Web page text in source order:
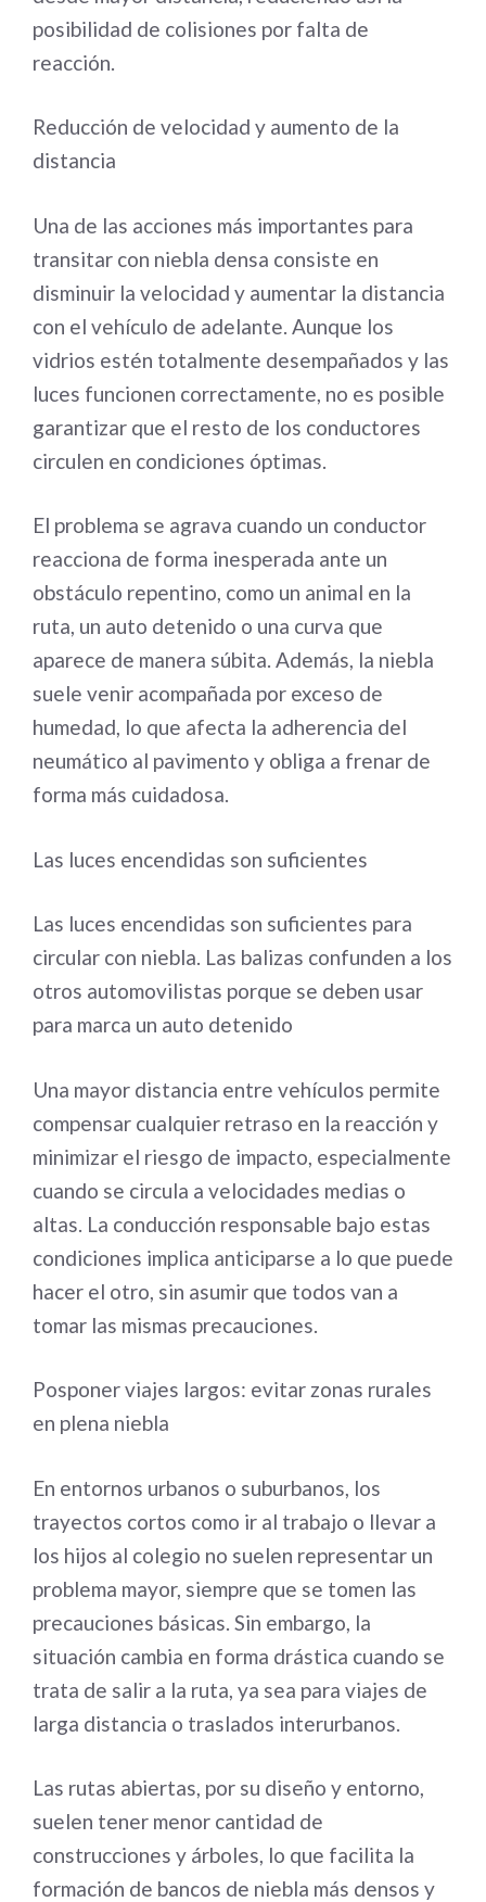
posibilidad de colisiones por falta de
reacción.
Reducción de velocidad y aumento de la
distancia
Una de las acciones más importantes para
transitar con niebla densa consiste en
disminuir la velocidad y aumentar la distancia
con el vehículo de adelante. Aunque los
vidrios estén totalmente desempañados y las
luces funcionen correctamente, no es posible
garantizar que el resto de los conductores
circulen en condiciones óptimas.
El problema se agrava cuando un conductor
reacciona de forma inesperada ante un
obstáculo repentino, como un animal en la
ruta, un auto detenido o una curva que
aparece de manera súbita. Además, la niebla
suele venir acompañada por exceso de
humedad, lo que afecta la adherencia del
neumático al pavimento y obliga a frenar de
forma más cuidadosa.
Las luces encendidas son suficientes
Las luces encendidas son suficientes para
circular con niebla. Las balizas confunden a los
otros automovilistas porque se deben usar
para marca un auto detenido
Una mayor distancia entre vehículos permite
compensar cualquier retraso en la reacción y
minimizar el riesgo de impacto, especialmente
cuando se circula a velocidades medias o
altas. La conducción responsable bajo estas
condiciones implica anticiparse a lo que puede
hacer el otro, sin asumir que todos van a
tomar las mismas precauciones.
Posponer viajes largos: evitar zonas rurales
en plena niebla
En entornos urbanos o suburbanos, los
trayectos cortos como ir al trabajo o llevar a
los hijos al colegio no suelen representar un
problema mayor, siempre que se tomen las
precauciones básicas. Sin embargo, la
situación cambia en forma drástica cuando se
trata de salir a la ruta, ya sea para viajes de
larga distancia o traslados interurbanos.
Las rutas abiertas, por su diseño y entorno,
suelen tener menor cantidad de
construcciones y árboles, lo que facilita la
formación de bancos de niebla más densos y